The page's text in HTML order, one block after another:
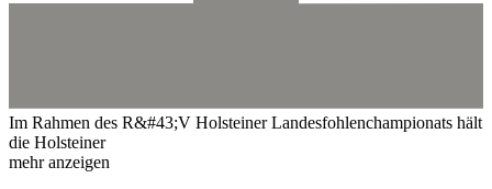
Im Rahmen des R&#43;V Holsteiner Landesfohlenchampionats hält
die Holsteiner
mehr anzeigen